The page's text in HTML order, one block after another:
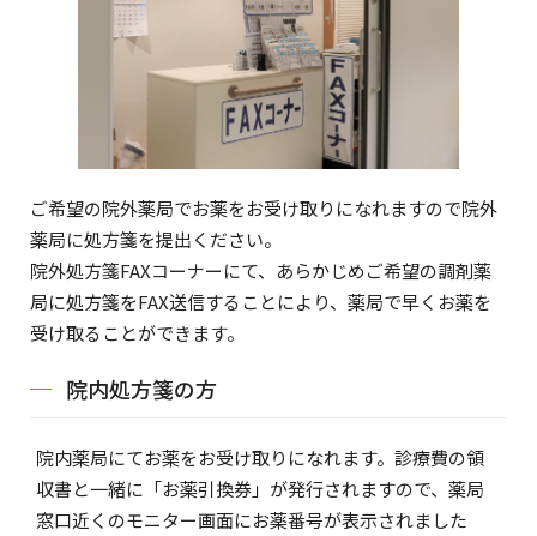
ご希望の院外薬局でお薬をお受け取りになれますので院外
薬局に処方箋を提出ください。
院外処方箋FAXコーナーにて、あらかじめご希望の調剤薬
局に処方箋をFAX送信することにより、薬局で早くお薬を
受け取ることができます。
院内処方箋の方
院内薬局にてお薬をお受け取りになれます。診療費の領
収書と一緒に「お薬引換券」が発行されますので、薬局
窓口近くのモニター画面にお薬番号が表示されました